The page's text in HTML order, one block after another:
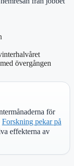
övergången
för
Forskning pekar på
effekterna av